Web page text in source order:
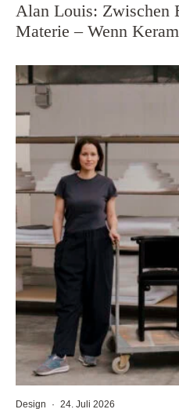
Alan Louis: Zwischen
Materie – Wenn
Design · 24. Juli 2026